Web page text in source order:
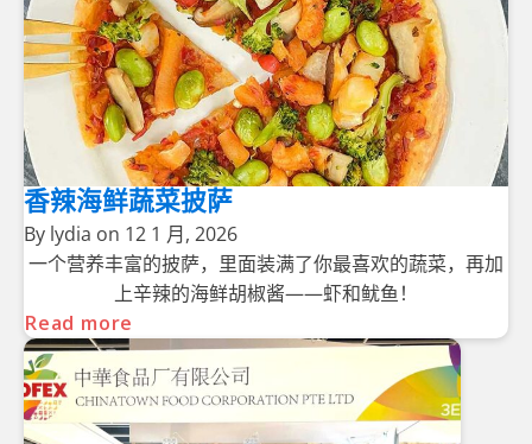
香辣海鲜蔬菜披萨
By lydia on 12 1 月, 2026
一个营养丰富的披萨，里面装满了你最喜欢的蔬菜，再加
上辛辣的海鲜胡椒酱——虾和鱿鱼！
Read more